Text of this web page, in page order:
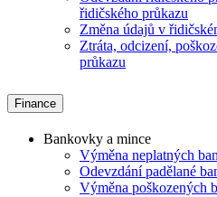
řidičského průkazu
Změna údajů v
Ztráta, odcizení,
průkazu
Finance
Bankovky a mince
Výměna neplatných
Odevzdání padělané
Výměna poškozených